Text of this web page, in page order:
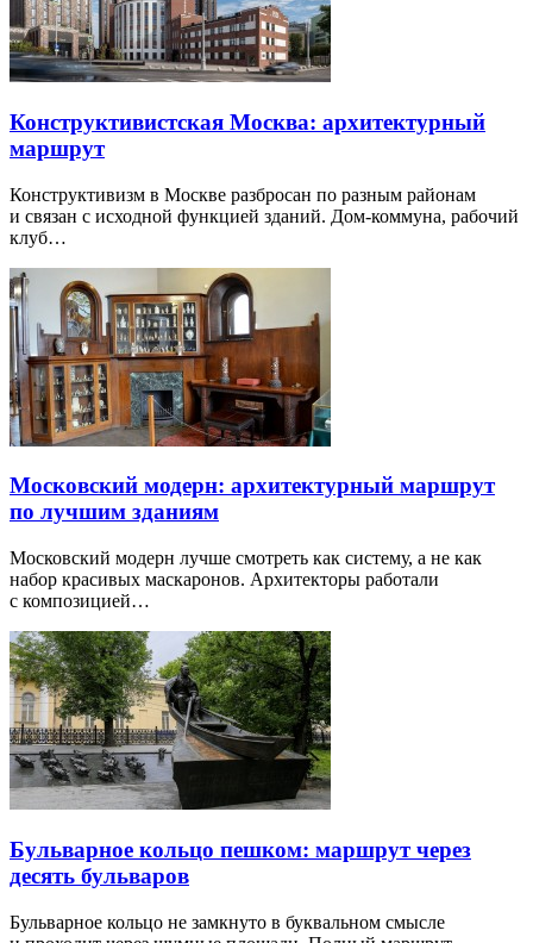
Конструктивистская Москва: архитектурный
маршрут
Конструктивизм в Москве разбросан по разным районам
и связан с исходной функцией зданий. Дом-коммуна, рабочий
клуб…
Московский модерн: архитектурный маршрут
по лучшим зданиям
Московский модерн лучше смотреть как систему, а не как
набор красивых маскаронов. Архитекторы работали
с композицией…
Бульварное кольцо пешком: маршрут через
десять бульваров
Бульварное кольцо не замкнуто в буквальном смысле